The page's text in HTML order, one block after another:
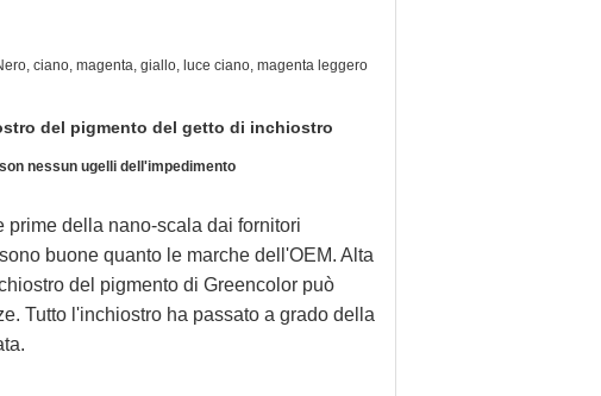
ciano, magenta, giallo, luce ciano, magenta leggero
del pigmento del getto di inchiostro
nessun ugelli dell'impedimento
prime della nano-scala dai fornitori
buone quanto le marche dell'OEM. Alta
del pigmento di Greencolor può
Tutto l'inchiostro ha passato a grado della